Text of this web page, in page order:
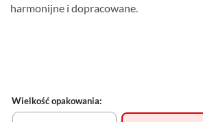
harmonijne i dopracowane.
Wielkość opakowania: